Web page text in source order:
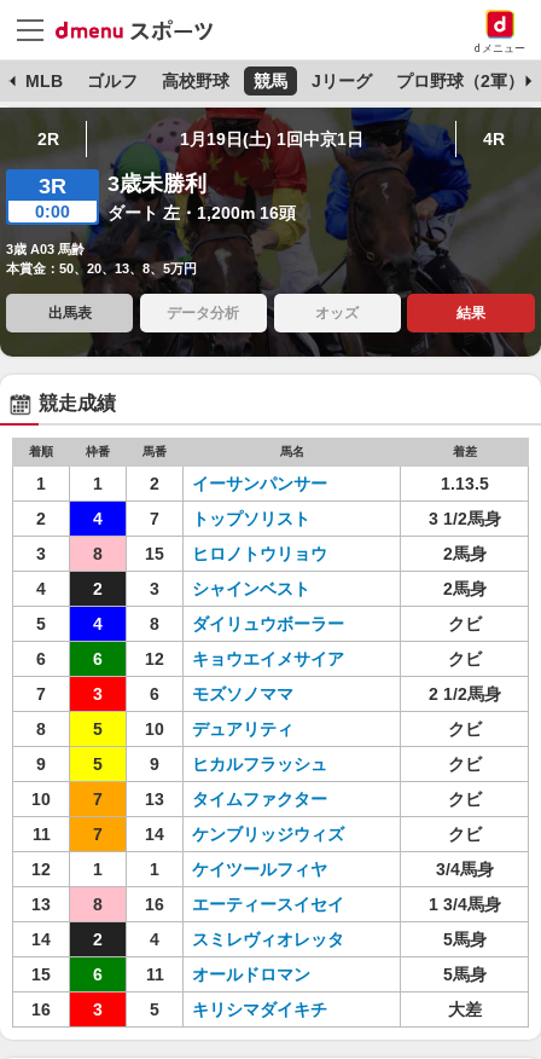
dメニュー
MLB ゴルフ 高校野球 競馬 Jリーグ プロ野球（2軍）
2R 1月19日(土) 1回中京1日 4R
3R
0:00
3歳未勝利
ダート 左・1,200m 16頭
3歳 A03 馬齢
本賞金：50、20、13、8、5万円
出馬表 データ分析 オッズ 結果
競走成績
着順 枠番 馬番 馬名 着差
1 1 2 イーサンパンサー
1.13.5
2
4 7 トップソリスト
3 1/2馬身
3
8 15 ヒロノトウリョウ
2馬身
4
2 3 シャインベスト
2馬身
5
4 8 ダイリュウボーラー
クビ
6
6 12 キョウエイメサイア
クビ
7
3 6 モズソノママ
2 1/2馬身
8
5 10 デュアリティ
クビ
9
5 9 ヒカルフラッシュ
クビ
10
7 13 タイムファクター
クビ
11
7 14 ケンブリッジウィズ
クビ
12
1 1 ケイツールフィヤ
3/4馬身
13
8 16 エーティースイセイ
1 3/4馬身
14
2 4 スミレヴィオレッタ
5馬身
15
6 11 オールドロマン
5馬身
16
3 5 キリシマダイキチ 大差